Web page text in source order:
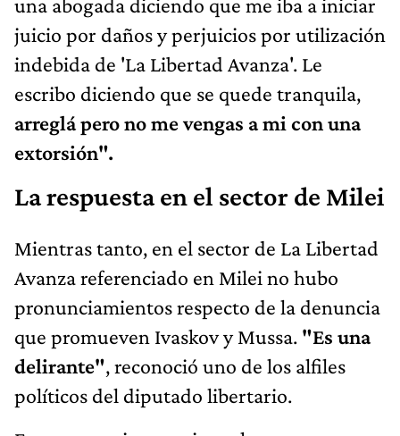
juicio por daños y perjuicios por utilización
indebida de 'La Libertad Avanza'. Le
escribo diciendo que se quede tranquila,
arreglá pero no me vengas a mi con una
extorsión".
Avanza referenciado en Milei no hubo
pronunciamientos respecto de la denuncia
que promueven Ivaskov y Mussa."Es una
delirante", reconoció uno de los alfiles
políticos del diputado libertario.